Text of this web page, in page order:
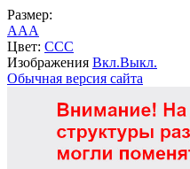
Размер:
AAA
Цвет: CCC
Изображения Вкл.Выкл.
Обычная версия сайта